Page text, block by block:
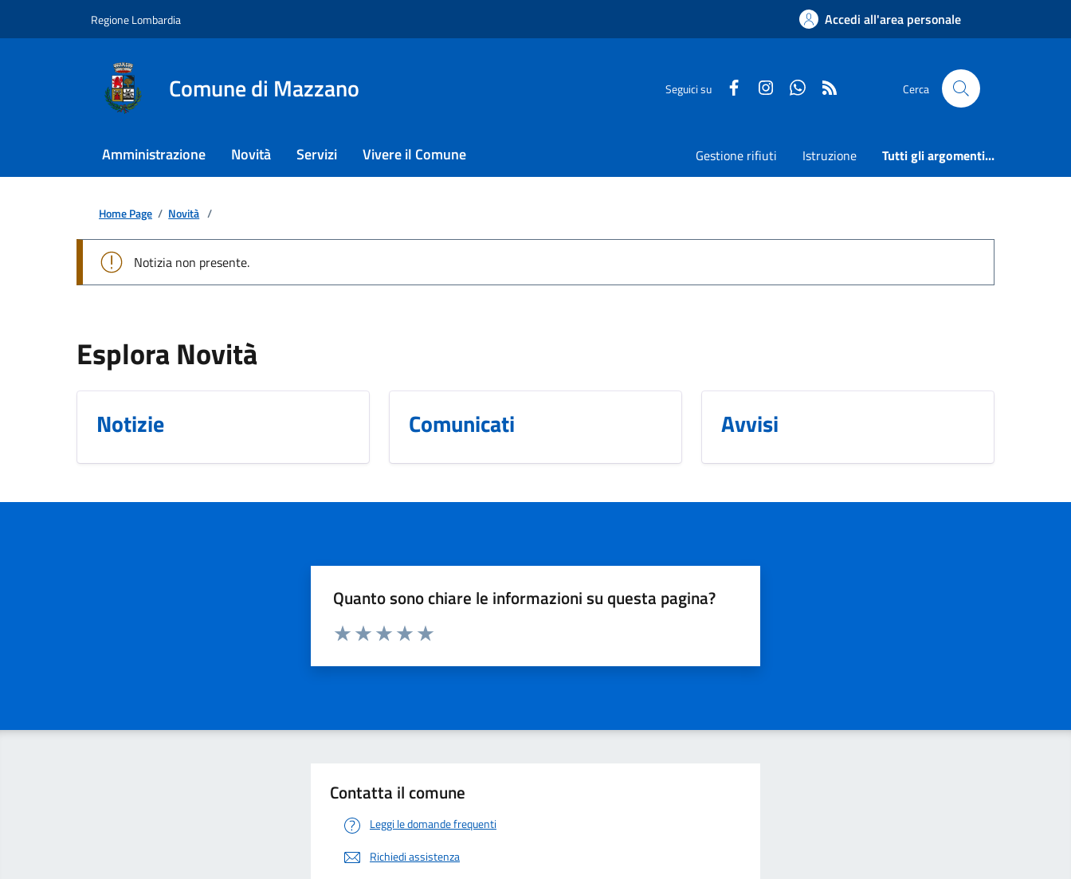
Regione Lombardia Accedi all'area personale
Comune di Mazzano Seguici su FaceboookInstagramWhatsapp Cerca
Amministrazione Novità Servizi Vivere il Comune Gestione rifiuti Istruzione Tutti gli argomenti...
Home Page / Novità /
Notizia non presente.
Esplora Novità
Notizie Comunicati Avvisi
Quanto sono chiare le informazioni su questa pagina?
Valuta da 1 a 5 stelle la pagina
Contatta il comune
Leggi le domande frequenti
Richiedi assistenza